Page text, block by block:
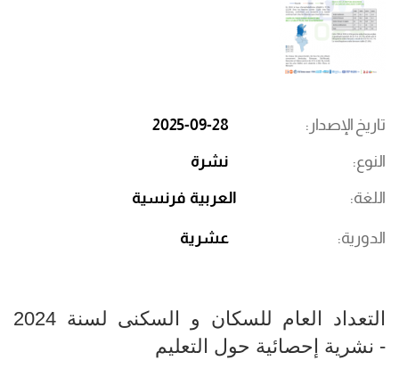
تاريخ الإصدار 2025-09-28
النوع نشرة
اللغة العربية فرنسية
الدورية عشرية
التعداد العام للسكان و السكنى لسنة 2024
- نشرية إحصائية حول التعليم